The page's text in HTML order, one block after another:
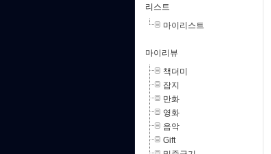
리스트
마이리스트
마이리뷰
책더미
잡지
만화
영화
음악
Gift